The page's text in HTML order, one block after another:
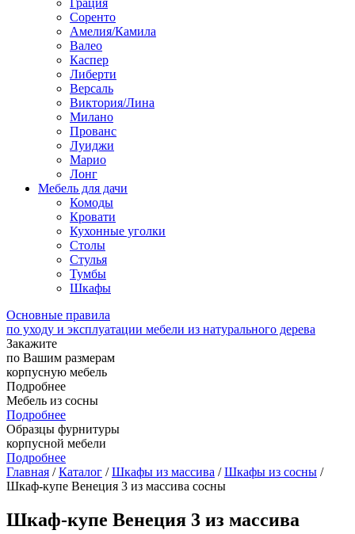
Грация
Соренто
Амелия/Камила
Валео
Каспер
Либерти
Версаль
Виктория/Лина
Милано
Прованс
Луиджи
Марио
Лонг
Мебель для дачи
Комоды
Кровати
Кухонные уголки
Столы
Стулья
Тумбы
Шкафы
Основные правила
по уходу и эксплуатации мебели из натурального дерева
Закажите
по Вашим размерам
корпусную мебель
Подробнее
Мебель из сосны
Подробнее
Образцы фурнитуры
корпусной мебели
Подробнее
Главная /Каталог /Шкафы из массива /Шкафы из сосны /
Шкаф-купе Венеция 3 из массива сосны
Шкаф-купе Венеция 3 из массива